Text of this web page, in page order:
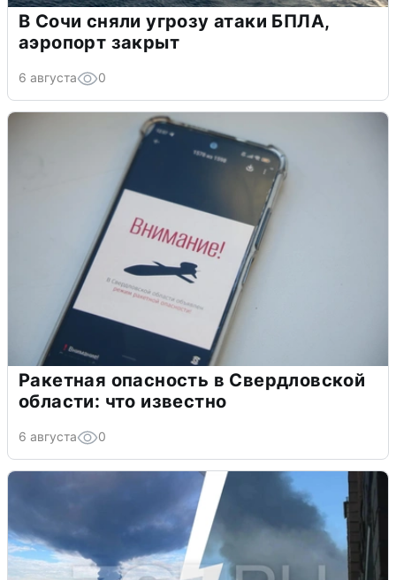
В Сочи сняли угрозу атаки БПЛА,
аэропорт закрыт
6 августа 0
Ракетная опасность в Свердловской
области: что известно
6 августа 0